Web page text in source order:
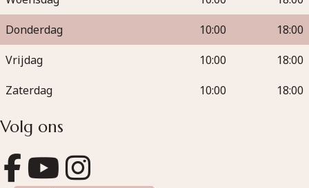
Donderdag
10:00
18:00
Vrijdag
10:00
18:00
Zaterdag
10:00 18:00
Volg ons